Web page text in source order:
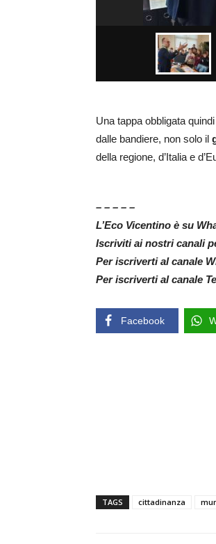
Una tappa obbligata
dalle bandiere, non solo il
della regione, d’Italia e
– – – – –
L’Eco Vicentino è su
Iscriviti ai nostri canali
Per iscriverti al canale
Per iscriverti al canale
Facebook
TAGS cittadinanza